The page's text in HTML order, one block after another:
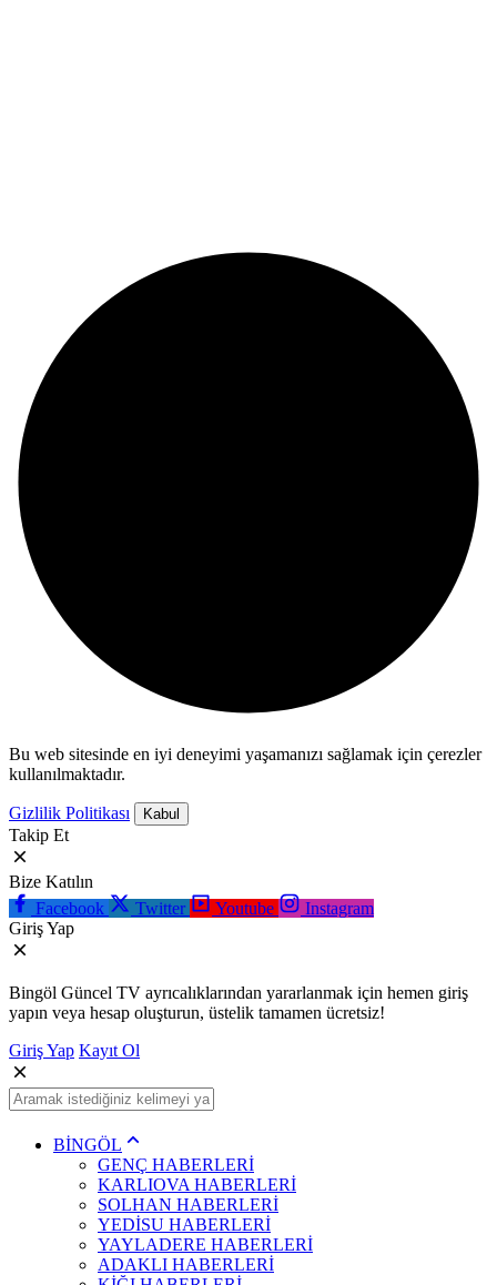
Bu web sitesinde en iyi deneyimi yaşamanızı sağlamak için çerezler
kullanılmaktadır.
Gizlilik Politikası Kabul
Takip Et
Bize Katılın
Facebook
Twitter Youtube
Instagram
Giriş Yap
Bingöl Güncel TV ayrıcalıklarından yararlanmak için hemen giriş
yapın veya hesap oluşturun, üstelik tamamen ücretsiz!
Giriş Yap Kayıt Ol
BİNGÖL
GENÇ HABERLERİ
KARLIOVA HABERLERİ
SOLHAN HABERLERİ
YEDİSU HABERLERİ
YAYLADERE HABERLERİ
ADAKLI HABERLERİ